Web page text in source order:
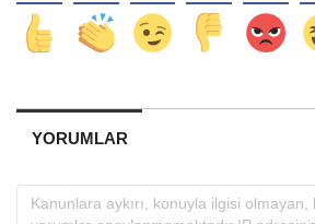
YORUMLAR